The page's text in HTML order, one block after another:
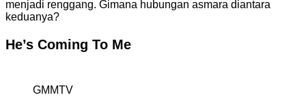
menjadi renggang. Gimana hubungan asmara diantara
keduanya?
He’s Coming To Me
GMMTV